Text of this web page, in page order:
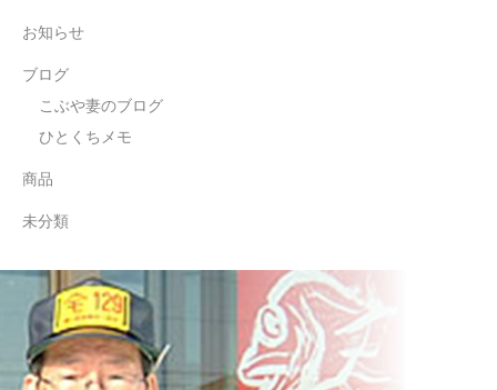
お知らせ
ブログ
こぶや妻のブログ
ひとくちメモ
商品
未分類